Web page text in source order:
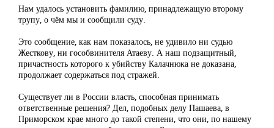
Нам удалось установить фамилию, принадлежащую второму
трупу, о чём мы и сообщили суду.
Это сообщение, как нам показалось, не удивило ни судью
Жесткову, ни гособвинителя Атаеву. А наш подзащитный,
причастность которого к убийству Калачнюка не доказана,
продолжает содержаться под стражей.
Существует ли в России власть, способная принимать
ответственные решения? Дел, подобных делу Пашаева, в
Приморском крае много до такой степени, что они, по нашему